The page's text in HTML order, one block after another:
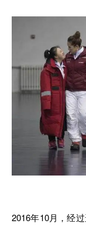
2016年10月，经过